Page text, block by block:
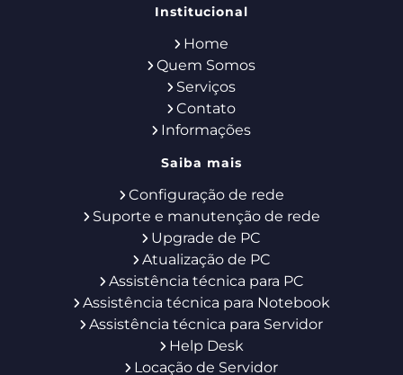
Institucional
Home
Quem Somos
Serviços
Contato
Informações
Saiba mais
Configuração de rede
Suporte e manutenção de rede
Upgrade de PC
Atualização de PC
Assistência técnica para PC
Assistência técnica para Notebook
Assistência técnica para Servidor
Help Desk
Locação de Servidor